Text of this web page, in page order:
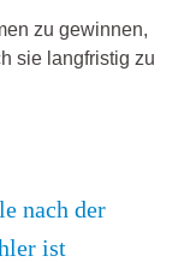
zu gewinnen,
sie langfristig zu
nach der
ist